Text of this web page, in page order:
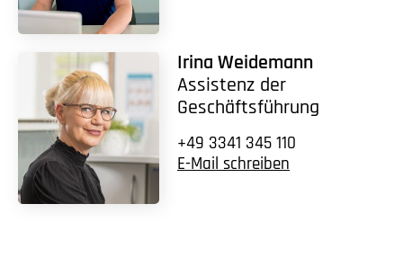
Irina Weidemann
Assistenz der
Geschäftsführung
+49 3341 345 110
E-Mail schreiben